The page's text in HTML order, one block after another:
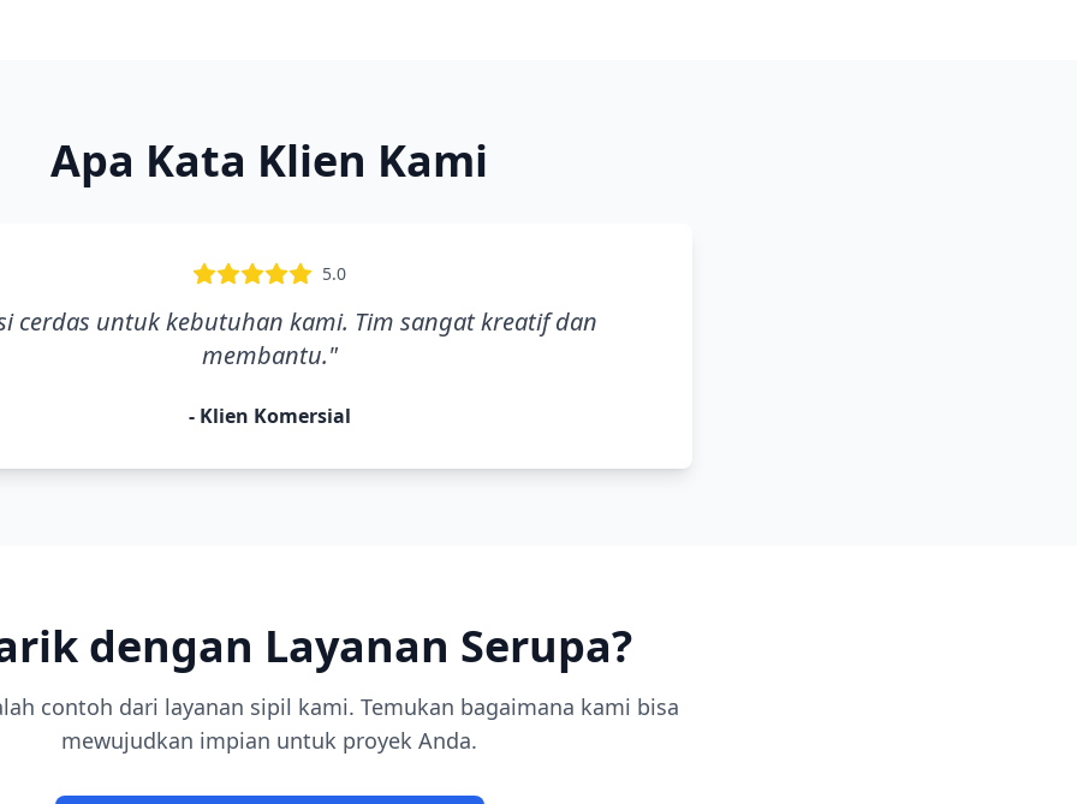
Apa Kata Klien Kami
5.0
cerdas untuk kebutuhan kami. Tim sangat kreatif dan
membantu."
- Klien Komersial
dengan Layanan Serupa?
contoh dari layanan sipil kami. Temukan bagaimana kami bisa
mewujudkan impian untuk proyek Anda.